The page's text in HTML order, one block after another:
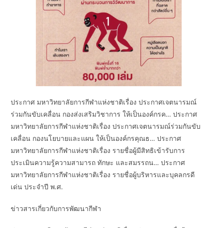
ประกาศ มหาวิทยาลัยการกีฬาแห่งชาติเรื่อง ประกาศเจตนารมณ์
ร่วมกันขับเคลื่อน กองส่งเสริมวิชาการ ให้เป็นองค์กรค… ประกาศ
มหาวิทยาลัยการกีฬาแห่งชาติเรื่อง ประกาศเจตนารมณ์ร่วมกันขับ
เคลื่อน กองนโยบายและแผน ให้เป็นองค์กรคุณธ… ประกาศ
มหาวิทยาลัยการกีฬาแห่งชาติเรื่อง รายชื่อผู้มีสิทธิเข้ารับการ
ประเมินความรู้ความสามารถ ทักษะ และสมรรถน… ประกาศ
มหาวิทยาลัยการกีฬาแห่งชาติเรื่อง รายชื่อผู้บริหารและบุคลกรดี
เด่น ประจำปี พ.ศ.
ข่าวสารเกี่ยวกับการพัฒนากีฬา